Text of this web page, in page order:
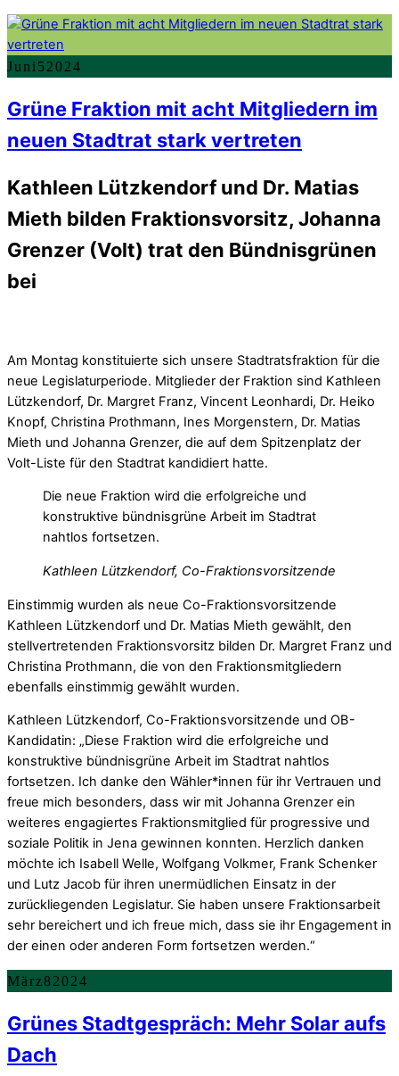
Juni 52024
Grüne Fraktion mit acht Mitgliedern im
neuen Stadtrat stark vertreten
Kathleen Lützkendorf und Dr. Matias
Mieth bilden Fraktionsvorsitz, Johanna
Grenzer (Volt) trat den Bündnisgrünen
bei
Am Montag konstituierte sich unsere Stadtratsfraktion für die
neue Legislaturperiode. Mitglieder der Fraktion sind Kathleen
Lützkendorf, Dr. Margret Franz, Vincent Leonhardi, Dr. Heiko
Knopf, Christina Prothmann, Ines Morgenstern, Dr. Matias
Mieth und Johanna Grenzer, die auf dem Spitzenplatz der
Volt-Liste für den Stadtrat kandidiert hatte.
Die neue Fraktion wird die erfolgreiche und
konstruktive bündnisgrüne Arbeit im Stadtrat
nahtlos fortsetzen.
Kathleen Lützkendorf, Co-Fraktionsvorsitzende
Einstimmig wurden als neue Co-Fraktionsvorsitzende
Kathleen Lützkendorf und Dr. Matias Mieth gewählt, den
stellvertretenden Fraktionsvorsitz bilden Dr. Margret Franz und
Christina Prothmann, die von den Fraktionsmitgliedern
ebenfalls einstimmig gewählt wurden.
Kathleen Lützkendorf, Co-Fraktionsvorsitzende und OB-
Kandidatin: „Diese Fraktion wird die erfolgreiche und
konstruktive bündnisgrüne Arbeit im Stadtrat nahtlos
fortsetzen. Ich danke den Wähler*innen für ihr Vertrauen und
freue mich besonders, dass wir mit Johanna Grenzer ein
weiteres engagiertes Fraktionsmitglied für progressive und
soziale Politik in Jena gewinnen konnten. Herzlich danken
möchte ich Isabell Welle, Wolfgang Volkmer, Frank Schenker
und Lutz Jacob für ihren unermüdlichen Einsatz in der
zurückliegenden Legislatur. Sie haben unsere Fraktionsarbeit
sehr bereichert und ich freue mich, dass sie ihr Engagement in
der einen oder anderen Form fortsetzen werden.“
März82024
Grünes Stadtgespräch: Mehr Solar aufs
Dach